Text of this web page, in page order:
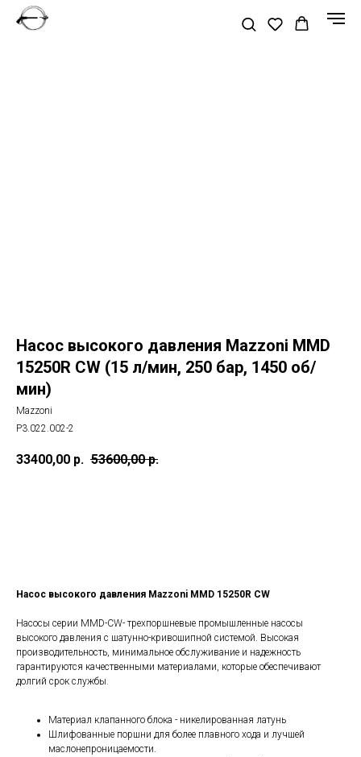
Насос высокого давления Mazzoni MMD
15250R CW (15 л/мин, 250 бар, 1450 об/
мин)
Mazzoni
P3.022.002-2
33400,00 р. 53600,00 р.
Насос высокого давления Mazzoni MMD 15250R CW
Насосы серии MMD-CW- трехпоршневые промышленные насосы
высокого давления с шатунно-кривошипной системой. Высокая
производительность, минимальное обслуживание и надежность
гарантируются качественными материалами, которые обеспечивают
долгий срок службы.
Материал клапанного блока - никелированная латунь
Шлифованные поршни для более плавного хода и лучшей
маслонепроницаемости.